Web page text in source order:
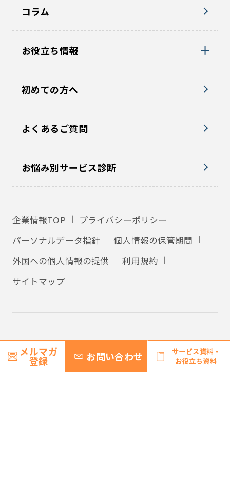
メルマガ
登録 お問い合わせ
サービス資料・
お役立ち資料
コラム
お役立ち情報
初めての方へ
よくあるご質問
お悩み別サービス診断
企業情報TOP
プライバシーポリシー
パーソナルデータ指針
個人情報の保管期間
外国への個人情報の提供
利用規約
サイトマップ